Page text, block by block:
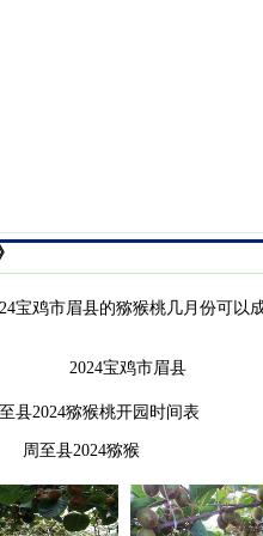
2024宝鸡市眉县
周至县2024猕猴